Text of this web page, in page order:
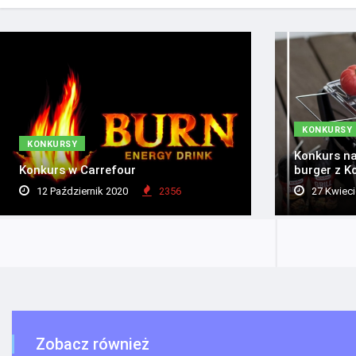
KONKURSY
Konkurs w Carrefour
12 Październik 2020 2356
KONKURSY
Konkurs
burger z
27
Zobacz również